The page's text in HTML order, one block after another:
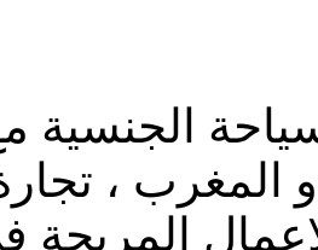
الجنسية
و المغرب ،
المربحة